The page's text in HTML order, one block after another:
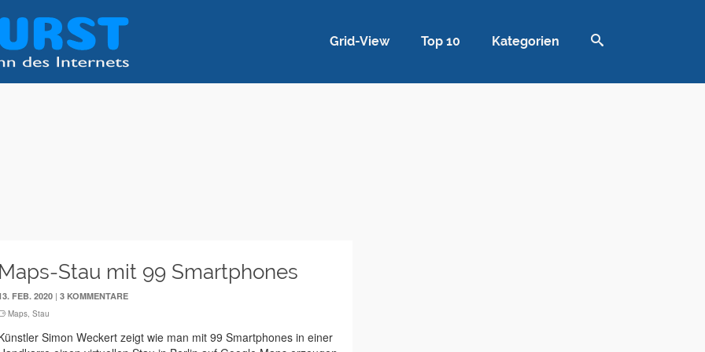
Grid-View Top 10 Kategorien
Stau mit 99 Smartphones
FEB. 2020 |3 KOMMENTARE
Maps,Stau
Simon Weckert zeigt wie man mit 99 Smartphones in einer